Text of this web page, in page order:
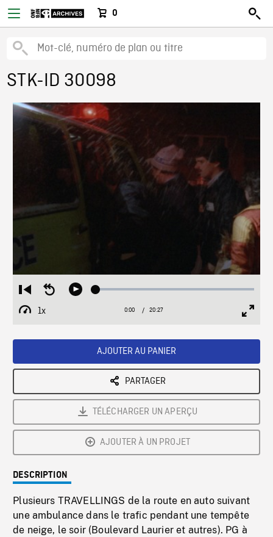
0
STK-ID 30098
Restart
from
beginning
Seek
Play Loaded:
1x
Playback
Current
0:00 / Duration
20:27
AJOUTER AU PANIER
PARTAGER
TÉLÉCHARGER UN APERÇU
AJOUTER À UN PROJET
DESCRIPTION
Plusieurs TRAVELLINGS de la route en auto suivant
une ambulance dans le trafic pendant une tempête
de neige, le soir (Boulevard Laurier et autres). PG à